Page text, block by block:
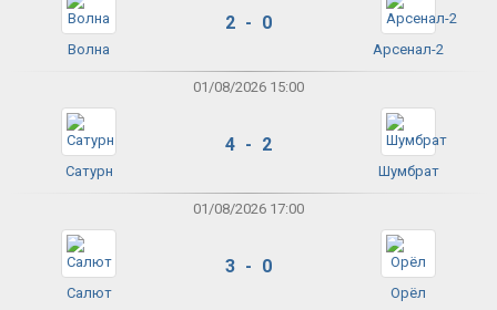
Волна
2 - 0
Арсенал-2
01/08/2026 15:00
Сатурн
4 - 2
Шумбрат
01/08/2026 17:00
Салют
3 - 0
Орёл